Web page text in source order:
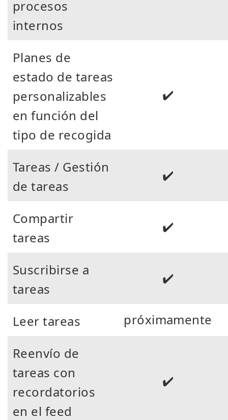
procesos
internos
Planes de
estado de tareas
personalizables
en función del
tipo de recogida
✔️
Tareas / Gestión
de tareas
✔️
Compartir
tareas
✔️
Suscribirse a
tareas
✔️
Leer tareas
próximamente
Reenvío de
tareas con
recordatorios
en el feed
✔️